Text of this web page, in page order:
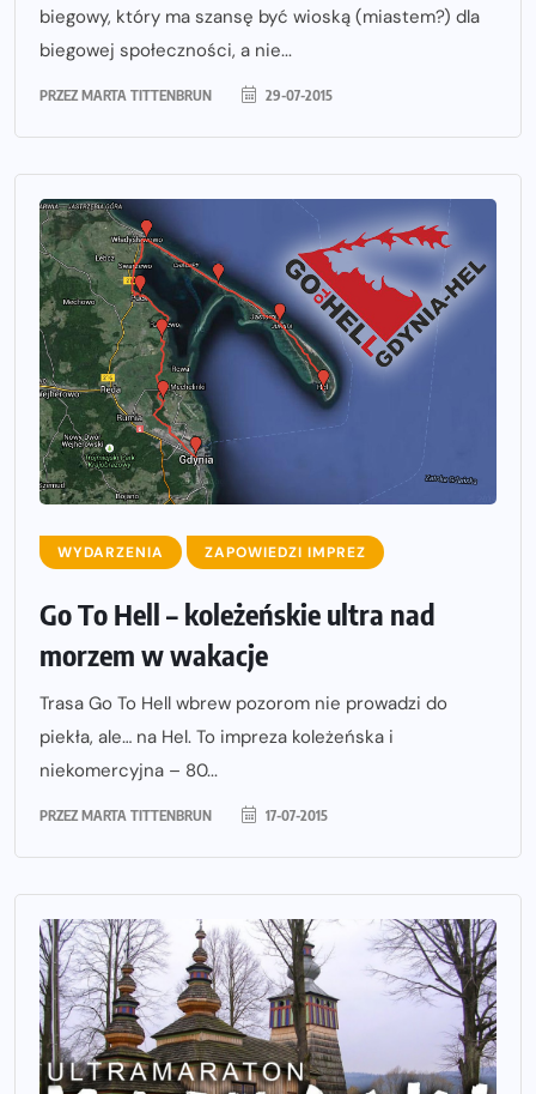
biegowy, który ma szansę być wioską (miastem?) dla
biegowej społeczności, a nie...
PRZEZ MARTA TITTENBRUN 29-07-2015
WYDARZENIA ZAPOWIEDZI IMPREZ
Go To Hell – koleżeńskie ultra nad
morzem w wakacje
Trasa Go To Hell wbrew pozorom nie prowadzi do
piekła, ale… na Hel. To impreza koleżeńska i
niekomercyjna – 80...
PRZEZ MARTA TITTENBRUN 17-07-2015